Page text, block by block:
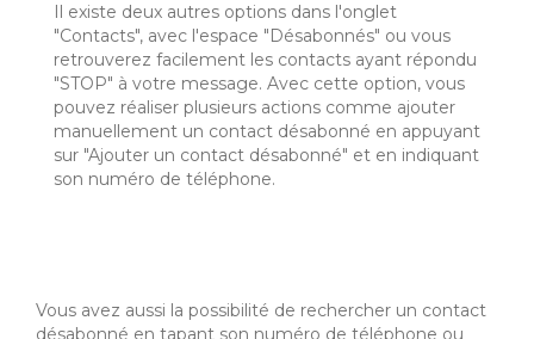
Il existe deux autres options dans l'onglet
"Contacts", avec l'espace "Désabonnés" ou vous
retrouverez facilement les contacts ayant répondu
"STOP" à votre message. Avec cette option, vous
pouvez réaliser plusieurs actions comme ajouter
manuellement un contact désabonné en appuyant
sur "Ajouter un contact désabonné" et en indiquant
son numéro de téléphone.
Vous avez aussi la possibilité de rechercher un contact
désabonné en tapant son numéro de téléphone ou